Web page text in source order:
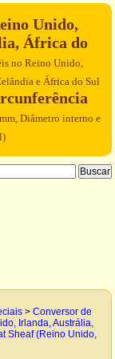
Unido,
África do
no Reino Unido,
e África do Sul
Diâmetro interno e
> Conversor de
Irlanda, Austrália,
Sheaf (Reino Unido,